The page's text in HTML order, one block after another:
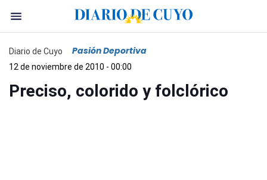
Diario de Cuyo Pasión Deportiva
12 de noviembre de 2010 - 00:00
Preciso, colorido y folclórico